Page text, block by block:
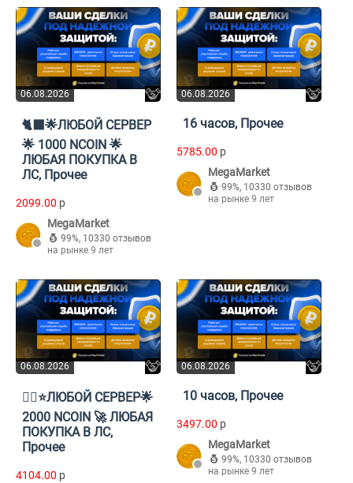
06.08.2026
🐈‍⬛🌟ЛЮБОЙ СЕРВЕР
🌟 1000 NCOIN 🌟
ЛЮБАЯ ПОКУПКА В
ЛС, Прочее
2099.00 p
MegaMarket
99%, 10330 отзывов
на рынке 9 лет
06.08.2026
16 часов, Прочее
5785.00 p
MegaMarket
99%, 10330 отзывов
на рынке 9 лет
06.08.2026
💫‍⬛⭐ЛЮБОЙ СЕРВЕР🌟
2000 NCOIN 🚀 ЛЮБАЯ
ПОКУПКА В ЛС,
Прочее
4104.00 p
06.08.2026
10 часов, Прочее
3497.00 p
MegaMarket
99%, 10330 отзывов
на рынке 9 лет